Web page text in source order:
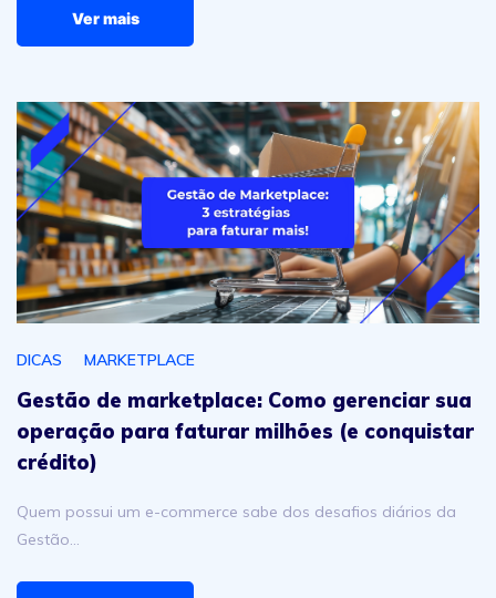
Ver mais
Gestão de marketplace: Como gerenciar sua operação
DICAS MARKETPLACE
Gestão de marketplace: Como gerenciar sua
operação para faturar milhões (e conquistar
crédito)
Quem possui um e-commerce sabe dos desafios diários da
Gestão…